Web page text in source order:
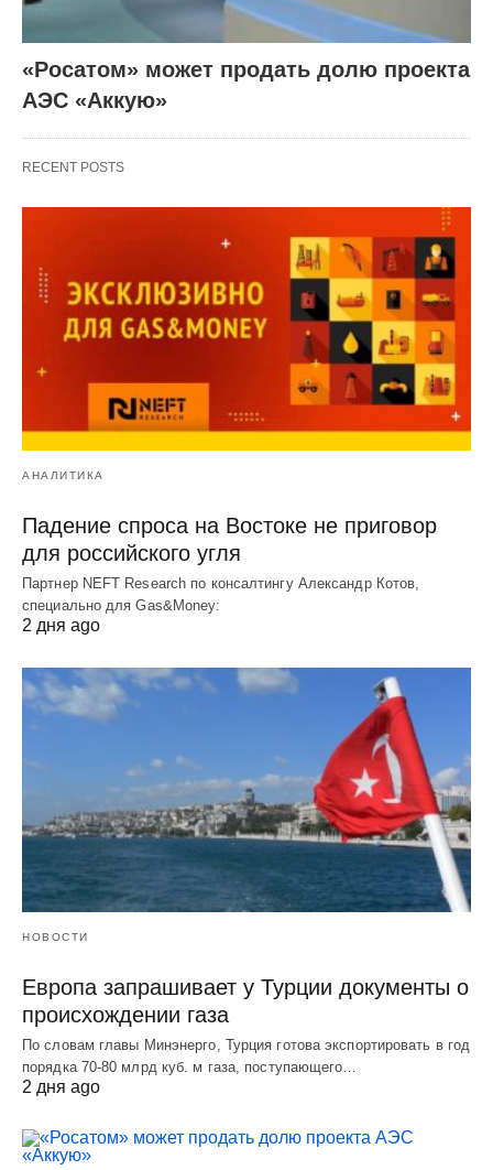
«Росатом» может продать долю проекта
АЭС «Аккую»
RECENT POSTS
АНАЛИТИКА
Падение спроса на Востоке не приговор
для российского угля
Партнер NEFT Research по консалтингу Александр Котов,
специально для Gas&Money:
2 дня ago
НОВОСТИ
Европа запрашивает у Турции документы о
происхождении газа
По словам главы Минэнерго, Турция готова экспортировать в год
порядка 70-80 млрд куб. м газа, поступающего…
2 дня ago